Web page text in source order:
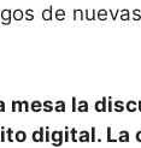
de
la
digital. La